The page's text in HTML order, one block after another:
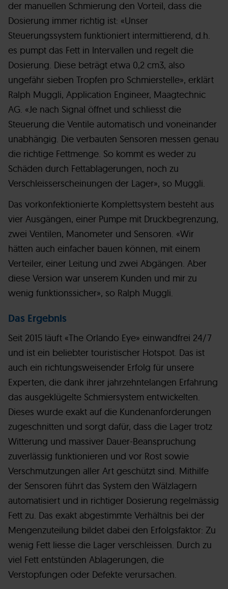
der manuellen Schmierung den Vorteil, dass die
Dosierung immer richtig ist: «Unser
Steuerungssystem funktioniert intermittierend, d.h.
es pumpt das Fett in Intervallen und regelt die
Dosierung. Diese beträgt etwa 0,2 cm3, also
ungefähr sieben Tropfen pro Schmierstelle», erklärt
Ralph Muggli, Application Engineer, Maagtechnic
AG. «Je nach Signal öffnet und schliesst die
Steuerung die Ventile automatisch und voneinander
unabhängig. Die verbauten Sensoren messen genau
die richtige Fettmenge. So kommt es weder zu
Schäden durch Fettablagerungen, noch zu
Verschleisserscheinungen der Lager», so Muggli.
Das vorkonfektionierte Komplettsystem besteht aus
vier Ausgängen, einer Pumpe mit Druckbegrenzung,
zwei Ventilen, Manometer und Sensoren. «Wir
hätten auch einfacher bauen können, mit einem
Verteiler, einer Leitung und zwei Abgängen. Aber
diese Version war unserem Kunden und mir zu
wenig funktionssicher», so Ralph Muggli.
Das Ergebnis
Seit 2015 läuft «The Orlando Eye» einwandfrei 24/7
und ist ein beliebter touristischer Hotspot. Das ist
auch ein richtungsweisender Erfolg für unsere
Experten, die dank ihrer jahrzehntelangen Erfahrung
das ausgeklügelte Schmiersystem entwickelten.
Dieses wurde exakt auf die Kundenanforderungen
zugeschnitten und sorgt dafür, dass die Lager trotz
Witterung und massiver Dauer-Beanspruchung
zuverlässig funktionieren und vor Rost sowie
Verschmutzungen aller Art geschützt sind. Mithilfe
der Sensoren führt das System den Wälzlagern
automatisiert und in richtiger Dosierung regelmässig
Fett zu. Das exakt abgestimmte Verhältnis bei der
Mengenzuteilung bildet dabei den Erfolgsfaktor: Zu
wenig Fett liesse die Lager verschleissen. Durch zu
viel Fett entstünden Ablagerungen, die
Verstopfungen oder Defekte verursachen.